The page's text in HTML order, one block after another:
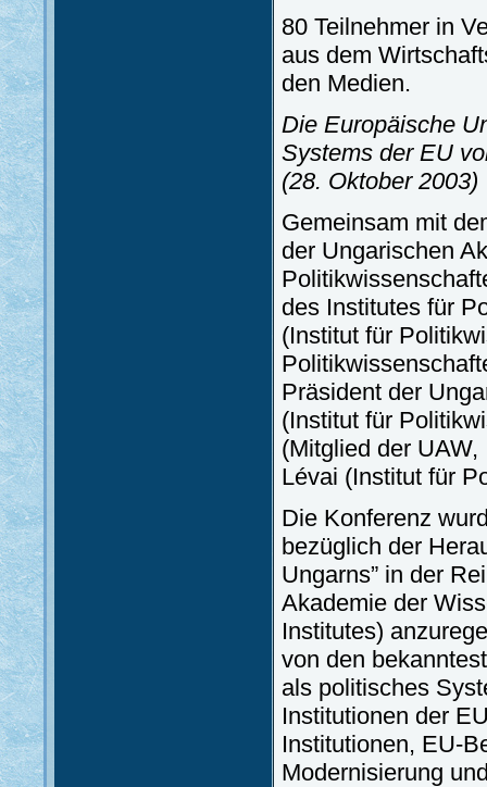
80 Teilnehmer in
aus dem
den Medien.
Die Europäische
Systems der EU
(28. Oktober 2003)
Gemeinsam mit
der Ungarischen
des Institutes für
(Institut für
Präsident der
(Institut für
(Mitglied der
Lévai (Institut für
Die Konferenz
bezüglich der
Ungarns” in der
Akademie der
Institutes)
von den
als politisches
Institutionen der
Institutionen, EU-
Modernisierung